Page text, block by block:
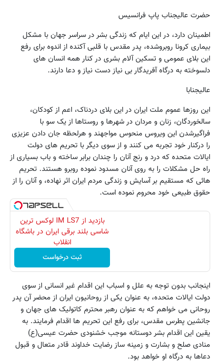
حضرت عالیجناب پاپ فرانسیس
اطمینان دارد، در این ایام که زندگی بشر در سراسر جهان با مشکل
بیماری کرونا روبروشده، پدر مقدس با قلبی آکنده از اندوه برای رفع
این بلای عمومی و تسکین آلام بشری در کنار همه انسان های
دلسوخته به درگاه آفریدگار بی نیاز دست نیاز و دعا دارند.
عالیجنابا
این روزها عموم ملت ایران در این بلای دردناک، اعم از کودکان،
سالخوردگان، زنان و مردان در شهرها و روستاها از یک سو با
فراگیرشدن این ویروس منحوس مواجهند و هرلحظه جان دادن عزیزی
را درکنار خود تجربه می کنند و از سوی دیگر با تحریم های دولت
ایالات متحده که درد و رنج آنان را چندان برابر ساخته و باب بسیاری از
راه حل مشکلات را به روی آنان مسدود نموده روبرو هستند. تحریم
هائی که مستقیم بر آسایش و زندگی مردم ایران اثر نهاده، و آنان را از
حقوق طبیعی خود محروم نموده است.
بازدید از IM LS7 لوکس ترین
شاسی بلند برقی ایران در باشگاه
انقلاب
ثبت درخواست
اینجانب بدون توجه به علل و اسباب این اقدام غیر انسانی از سوی
دولت ایالات متحده، به عنوان یکی از روحانیون ایران از محضر آن پدر
روحانی می خواهم که به عنوان رهبر محترم کاتولیک های جهان و
جانشین پطرس مقدس، برای رفع این تحریم ها اقدام فرمایند. به
یقین این اقدام بشر دوستانه موجب خشنودی حضرت عیسی(ع)
منادی صلح و بشارت و زمینه ساز رضایت خداوند قادر متعال و قبول
دعاها به درگاه او خواهد بود.